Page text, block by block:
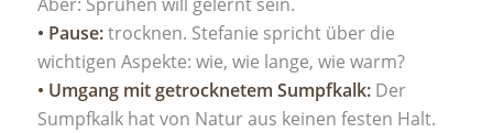
• Pause:trocknen. Stefanie spricht über die
wichtigen Aspekte: wie, wie lange, wie warm?
• Umgang mit getrocknetem Sumpfkalk:Der
Sumpfkalk hat von Natur aus keinen festen Halt.